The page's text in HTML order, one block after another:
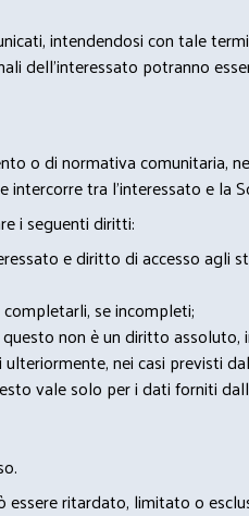
intendendosi con tale
dell’interessato potranno
o di normativa comunitaria,
tra l’interessato e la
i seguenti diritti:
e diritto di accesso
se incompleti;
non è un diritto
nei casi previsti
vale solo per i dati forniti
ritardato, limitato o